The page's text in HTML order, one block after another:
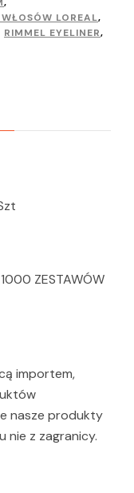
,
LOREAL,
RIMMEL EYELINER,
ZESTAWÓW
importem,
nasze produkty
nie z zagranicy.